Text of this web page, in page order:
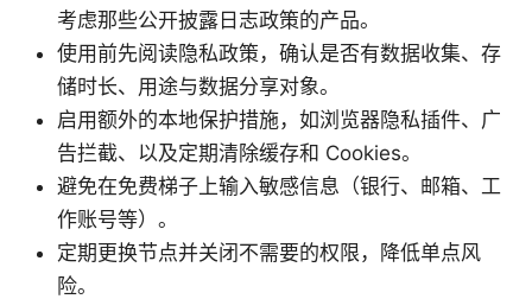
考虑那些公开披露日志政策的产品。
使用前先阅读隐私政策，确认是否有数据收集、存
储时长、用途与数据分享对象。
启用额外的本地保护措施，如浏览器隐私插件、广
告拦截、以及定期清除缓存和 Cookies。
避免在免费梯子上输入敏感信息（银行、邮箱、工
作账号等）。
定期更换节点并关闭不需要的权限，降低单点风
险。